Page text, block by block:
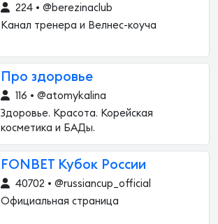
224 • @berezinaclub
Канал тренера и Велнес-коуча
Про здоровье
116 • @atomykalina
Здоровье. Красота. Корейская
косметика и БАДы.
FONBET Кубок России
40702 • @russiancup_official
Официальная страница